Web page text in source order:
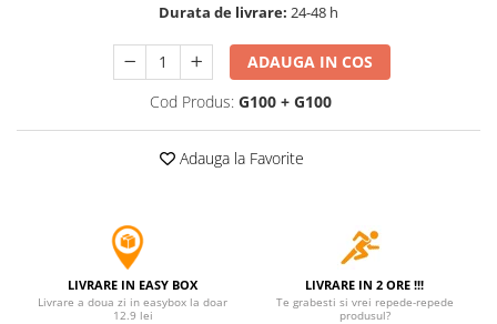
Durata de livrare: 24-48 h
ADAUGA IN COS
Cod Produs: G100 + G100
Adauga la Favorite
LIVRARE IN EASY BOX
Livrare a doua zi in easybox la doar
12.9 lei
LIVRARE IN 2 ORE !!!
Te grabesti si vrei repede-repede
produsul?